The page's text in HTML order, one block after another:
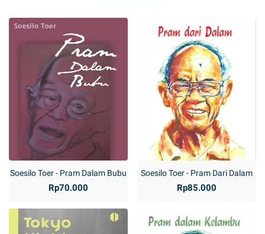
Soesilo Toer - Pram Dalam Bubu
Rp70.000
Soesilo Toer - Pram Dari Dalam
Rp85.000